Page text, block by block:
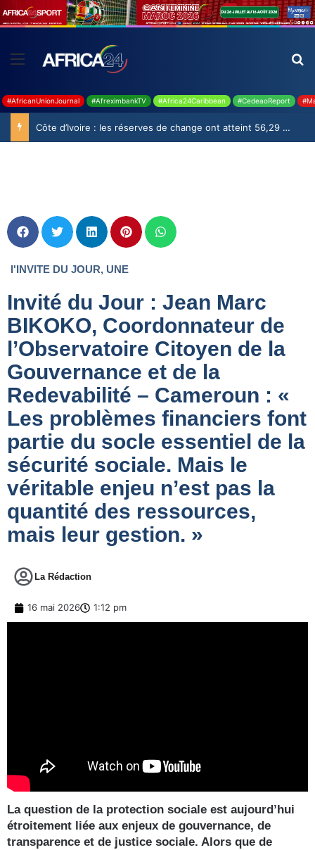
#AfricanUnionJournal #AfreximbankTV #Africa24Caribbean #CedeaoReport
Côte d’Ivoire : les réserves de change ont atteint 56,29 milliards USD en juillet
l'INVITE DU JOUR, UNE
Invité du Jour : Jean Marc
BIKOKO, Coordonnateur de
l’Observatoire Citoyen de la
Gouvernance et de la
Redevabilité – Cameroun : «
Les problèmes financiers font
partie du socle essentiel de la
sécurité sociale. Mais le
véritable enjeu n’est pas la
quantité des ressources,
mais leur gestion. »
La Rédaction
16 mai 2026 1:12 pm
La question de la protection sociale est aujourd’hui
étroitement liée aux enjeux de gouvernance, de
transparence et de justice sociale. Alors que de